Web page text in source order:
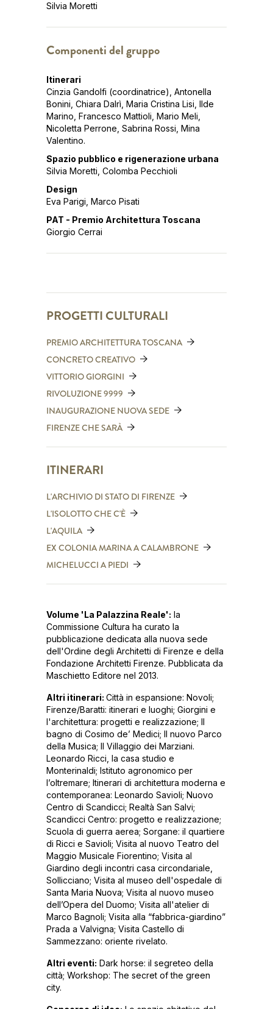
Silvia Moretti
Componenti del gruppo
Itinerari
Cinzia Gandolfi (coordinatrice), Antonella
Bonini, Chiara Dalrì, Maria Cristina Lisi, Ilde
Marino, Francesco Mattioli, Mario Meli,
Nicoletta Perrone, Sabrina Rossi, Mina
Valentino.
Spazio pubblico e rigenerazione urbana
Silvia Moretti, Colomba Pecchioli
Design
Eva Parigi, Marco Pisati
PAT - Premio Architettura Toscana
Giorgio Cerrai
PROGETTI CULTURALI
PREMIO ARCHITETTURA TOSCANA
CONCRETO CREATIVO
VITTORIO GIORGINI
RIVOLUZIONE 9999
INAUGURAZIONE NUOVA SEDE
FIRENZE CHE SARÀ
ITINERARI
L'ARCHIVIO DI STATO DI FIRENZE
L'ISOLOTTO CHE C'È
L'AQUILA
EX COLONIA MARINA A CALAMBRONE
MICHELUCCI A PIEDI
Volume 'La Palazzina Reale': la
Commissione Cultura ha curato la
pubblicazione dedicata alla nuova sede
dell'Ordine degli Architetti di Firenze e della
Fondazione Architetti Firenze. Pubblicata da
Maschietto Editore nel 2013.
Altri itinerari: Città in espansione: Novoli;
Firenze/Baratti: itinerari e luoghi; Giorgini e
l'architettura: progetti e realizzazione; Il
bagno di Cosimo de’ Medici; Il nuovo Parco
della Musica; Il Villaggio dei Marziani.
Leonardo Ricci, la casa studio e
Monterinaldi; Istituto agronomico per
l’oltremare; Itinerari di architettura moderna e
contemporanea: Leonardo Savioli; Nuovo
Centro di Scandicci; Realtà San Salvi;
Scandicci Centro: progetto e realizzazione;
Scuola di guerra aerea; Sorgane: il quartiere
di Ricci e Savioli; Visita al nuovo Teatro del
Maggio Musicale Fiorentino; Visita al
Giardino degli incontri casa circondariale,
Sollicciano; Visita al museo dell'ospedale di
Santa Maria Nuova; Visita al nuovo museo
dell’Opera del Duomo; Visita all'atelier di
Marco Bagnoli; Visita alla “fabbrica-giardino”
Prada a Valvigna; Visita Castello di
Sammezzano: oriente rivelato.
Altri eventi: Dark horse: il segreteo della
città; Workshop: The secret of the green
city.